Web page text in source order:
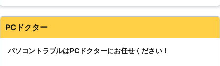
弊社までご来店できない場合、ぜひと
も出張サービスをご利用ください。
ォンやゲーム機の修理も承っていま
す。生活に欠かせないスマートフォン
修理のサービスを提供しております。
那珂市内での依頼なら最短30分のス
ださい。
パソコン診断11,000円（税込）！ま
PCドクター
パソコントラブルはPCドクターにお任せください！